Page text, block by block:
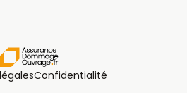
Confidentialité